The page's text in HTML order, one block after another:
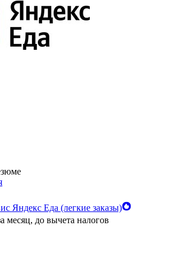
Яндекс Еда (легкие заказы)
месяц, до вычета налогов